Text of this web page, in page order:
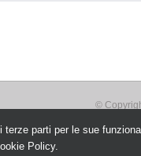
©
parti per le sue
Policy.